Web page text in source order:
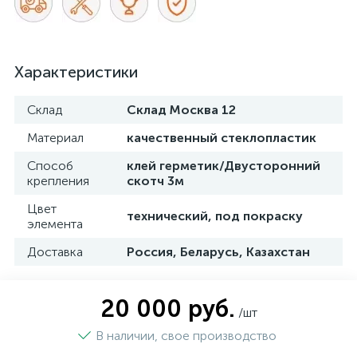
Характеристики
Склад
Склад Москва 12
Материал
качественный стеклопластик
Способ
крепления
клей герметик/Двусторонний
скотч 3м
Цвет
элемента
технический, под покраску
Доставка Россия, Беларусь, Казахстан
20 000 руб. /шт
В наличии, свое производство